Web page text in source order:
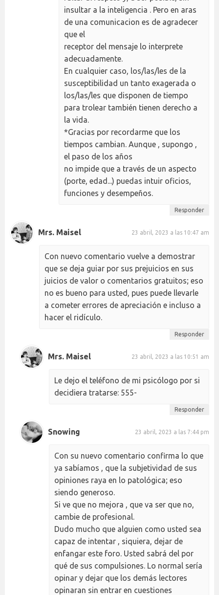
insultar a la inteligencia . Pero en aras
de una comunicacion es de agradecer
que el
receptor del mensaje lo interprete
adecuadamente.
En cualquier caso, los/las/les de la
susceptibilidad un tanto exagerada o
los/las/les que disponen de tiempo
para trolear también tienen derecho a
la vida.
*Gracias por recordarme que los
tiempos cambian. Aunque , supongo ,
el paso de los años
no impide que a través de un aspecto
(porte, edad...) puedas intuir oficios,
funciones y desempeños.
Responder
Mrs. Maisel 23 abril, 2023 a las 10:47 am
Con nuevo comentario vuelve a demostrar
que se deja guiar por sus prejuicios en sus
juicios de valor o comentarios gratuitos; eso
no es bueno para usted, pues puede llevarle
a cometer errores de apreciación e incluso a
hacer el ridículo.
Responder
Mrs. Maisel 23 abril, 2023 a las 10:51 am
Le dejo el teléfono de mi psicólogo por si
decidiera tratarse: 555-
Responder
Snowing 23 abril, 2023 a las 7:44 pm
Con su nuevo comentario confirma lo que
ya sabíamos , que la subjetividad de sus
opiniones raya en lo patológica; eso
siendo generoso.
Si ve que no mejora , que va ser que no,
cambie de profesional.
Dudo mucho que alguien como usted sea
capaz de intentar , siquiera, dejar de
enfangar este foro. Usted sabrá del por
qué de sus compulsiones. Lo normal sería
opinar y dejar que los demás lectores
opinaran sin entrar en cuestiones